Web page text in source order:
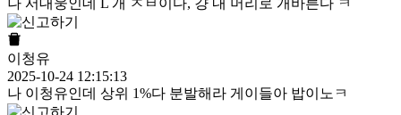
나 서대웅인데 L 개 ㅈㅂ이다, 걍 내 머리로 개바른다 ㅋ
이청유
2025-10-24 12:15:13
나 이청유인데 상위 1%다 분발해라 게이들아 밥이노ㅋ